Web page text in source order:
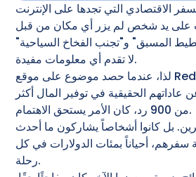
الاقتصادي التي تجدها على الإنترنت
المسبق" و"تجنب الفخاخ السياحية"
لا تقدم أي معلومات مفيدة.
لذا، عندما حصد موضوع على موقع Reddit يطلب من
الحقيقية في توفير المال أكثر
من 900 رد، كان الأمر يستحق الاهتمام.
بل كانوا أشخاصاً يشاركون ما أحدث
سفرهم، أحياناً بمئات الدولارات في كل
رحلة.